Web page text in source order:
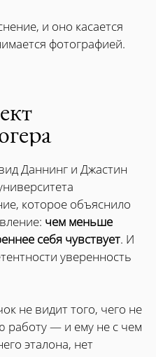
и оно касается
фотографией.
Даннинг и Джастин
которое объяснило
чем меньше
себя чувствует. И
уверенность
не видит того, чего не
работу — и ему не с чем
эталона, нет